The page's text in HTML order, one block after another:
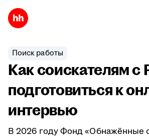
Поиск работы
Как соискателям с
подготовиться к
интервью
В 2026 году Фонд «Обнажённые